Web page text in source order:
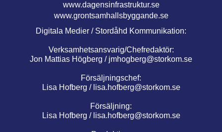
www.dagensinfrastruktur.se
www.grontsamhallsbyggande.se
Digitala Medier / Stordåhd Kommunikation:
Verksamhetsansvarig/Chefredaktör:
Jon Mattias Högberg / jmhogberg@storkom.se
Försäljningschef:
Lisa Hofberg / lisa.hofberg@storkom.se
Försäljning:
Lisa Hofberg / lisa.hofberg@storkom.se